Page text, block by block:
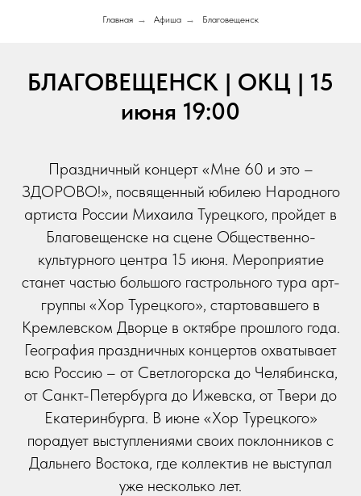
Главная → Афиша → Благовещенск
БЛАГОВЕЩЕНСК | ОКЦ | 15
июня 19:00
Праздничный концерт «Мне 60 и это –
ЗДОРОВО!», посвященный юбилею Народного
артиста России Михаила Турецкого,­ пройдет в
Благовещенске на сцене Общественно-
культурного центра 15 июня. Мероприятие
станет частью большого гастрольного тура арт-
группы «Хор Турецкого», стартовавшего в
Кремлевском Дворце в октябре прошлого года.
География праздничных концертов охватывает
всю Россию – от Светлогорска до Челябинска,
от Санкт-Петербурга до Ижевска, от Твери до
Екатеринбурга. В июне «Хор Турецкого»
порадует выступлениями своих поклонников с
Дальнего Востока, где коллектив не выступал
уже несколько лет.